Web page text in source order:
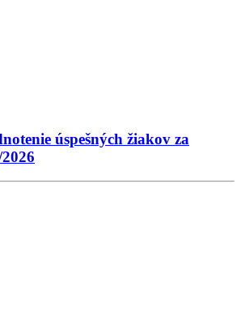
úspešných žiakov za